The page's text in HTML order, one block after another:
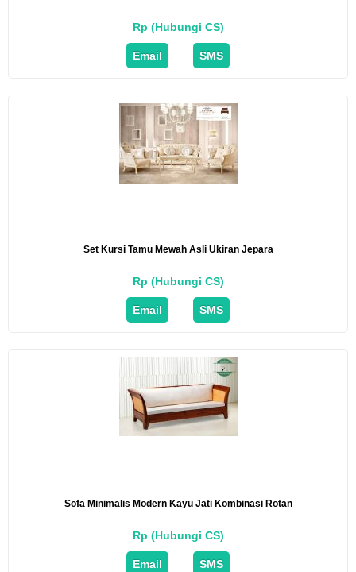
Rp (Hubungi CS)
Email SMS
Set Kursi Tamu Mewah Asli Ukiran Jepara
Rp (Hubungi CS)
Email SMS
Sofa Minimalis Modern Kayu Jati Kombinasi Rotan
Rp (Hubungi CS)
Email SMS